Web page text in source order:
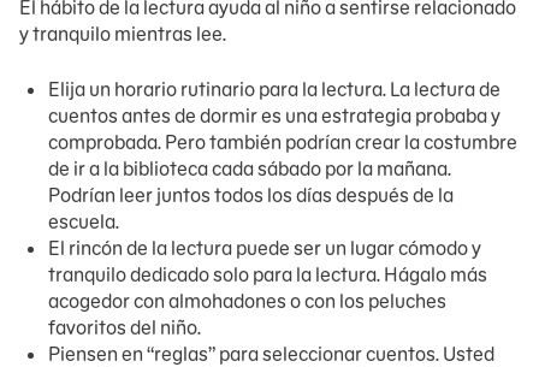
El hábito de la lectura ayuda al niño a sentirse relacionado
y tranquilo mientras lee.
Elija un horario rutinario para la lectura. La lectura de
cuentos antes de dormir es una estrategia probaba y
comprobada. Pero también podrían crear la costumbre
de ir a la biblioteca cada sábado por la mañana.
Podrían leer juntos todos los días después de la
escuela.
El rincón de la lectura puede ser un lugar cómodo y
tranquilo dedicado solo para la lectura. Hágalo más
acogedor con almohadones o con los peluches
favoritos del niño.
Piensen en “reglas” para seleccionar cuentos. Usted